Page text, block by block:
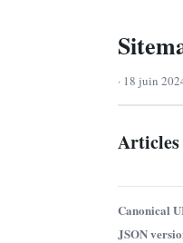
· 18 juin
Articles
Canonical
JSON